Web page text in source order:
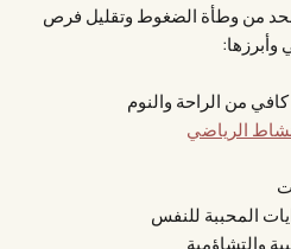
من وطأة الضغوط وتقليل فرص
وأبرزها:
من الراحة والنوم
الرياضي
المحببة للنفس
والتشاؤمية